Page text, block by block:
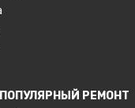
ПОПУЛЯРНЫЙ РЕМОНТ